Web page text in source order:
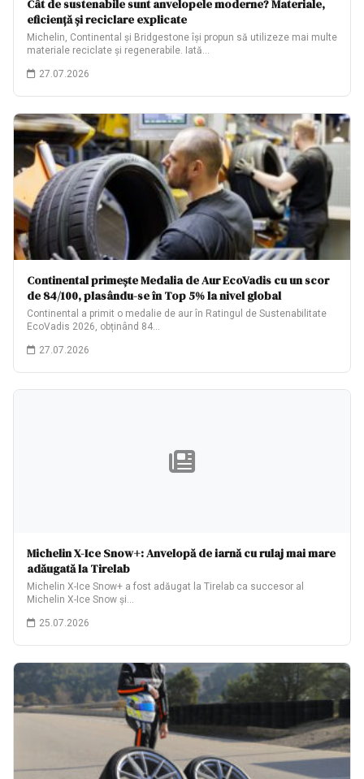
Cât de sustenabile sunt anvelopele moderne? Materiale,
eficiență și reciclare explicate
Michelin, Continental și Bridgestone își propun să utilizeze mai multe
materiale reciclate și regenerabile. Iată…
27.07.2026
Continental primește Medalia de Aur EcoVadis cu un scor
de 84/100, plasându-se în Top 5% la nivel global
Continental a primit o medalie de aur în Ratingul de Sustenabilitate
EcoVadis 2026, obținând 84…
27.07.2026
Michelin X-Ice Snow+: Anvelopă de iarnă cu rulaj mai mare
adăugată la Tirelab
Michelin X-Ice Snow+ a fost adăugat la Tirelab ca succesor al
Michelin X-Ice Snow și…
25.07.2026